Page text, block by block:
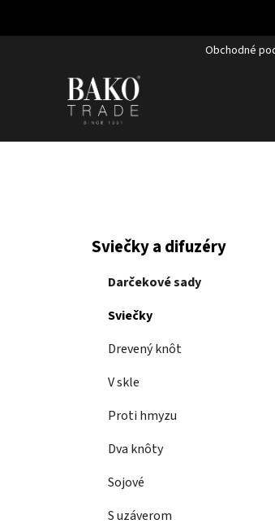
Obchodné
Preskočiť
kategórie
Sviečky a difuzéry
Darčekové sady
Sviečky
Drevený knôt
V skle
Proti hmyzu
Dva knôty
Sojové
S uzáverom